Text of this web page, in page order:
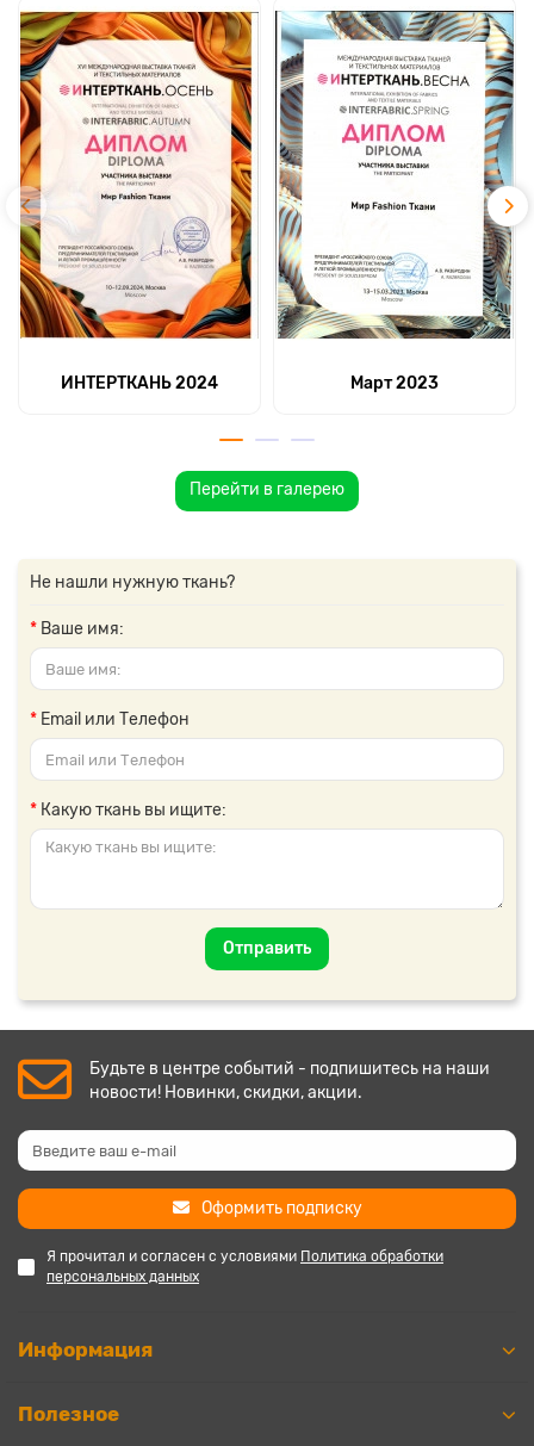
ИНТЕРТКАНЬ 2024 Март 2023
Перейти в галерею
Не нашли нужную ткань?
Ваше имя:
Email или Телефон
Какую ткань вы ищите:
Отправить
Будьте в центре событий - подпишитесь на наши
новости! Новинки, скидки, акции.
Оформить подписку
Я прочитал и согласен с условиями Политика обработки
персональных данных
Информация
Полезное